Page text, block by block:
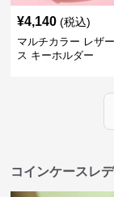
¥4,140 (税込)
マルチカラー レザ
ス キーホルダー
コインケースレ